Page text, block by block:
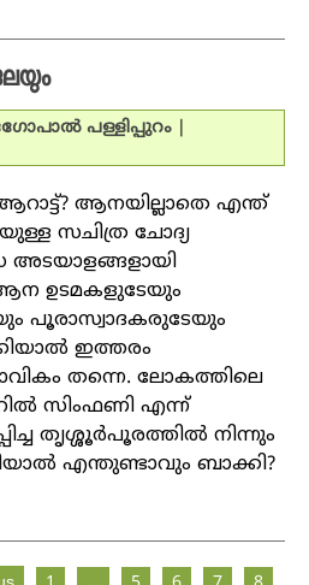
പള്ളിപ്പുറം
ആനയില്ലാതെ എന്ത്
സചിത്ര ചോദ്യ
അടയാളങ്ങളായി
ആന ഉടമകളുടേയും
പൂരാസ്വാദകരുടേയും
ഇത്തരം
തന്നെ. ലോകത്തിലെ
സിംഫണി എന്ന്
തൃശ്ശൂര്‍പൂരത്തില്‍ നിന്നും
എന്തുണ്ടാവും ബാക്കി?